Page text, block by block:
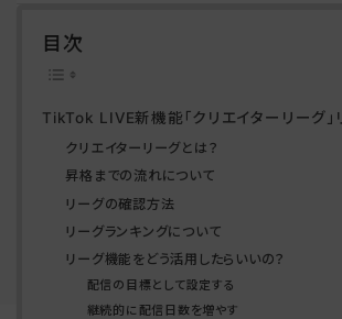
目次
TikTok LIVE新機能「クリエイターリーグ」
クリエイターリーグとは？
昇格までの流れについて
リーグの確認方法
リーグランキングについて
リーグ機能をどう活用したらいいの？
配信の目標として設定する
継続的に配信日数を増やす